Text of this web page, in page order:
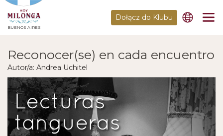
BUENOS AIRES
Dołącz do Klubu
Reconocer(se) en cada encuentro
Autor/a: Andrea Uchitel